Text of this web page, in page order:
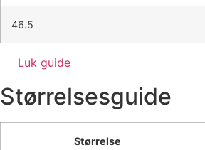
46.5
Luk guide
Størrelsesguide
Størrelse